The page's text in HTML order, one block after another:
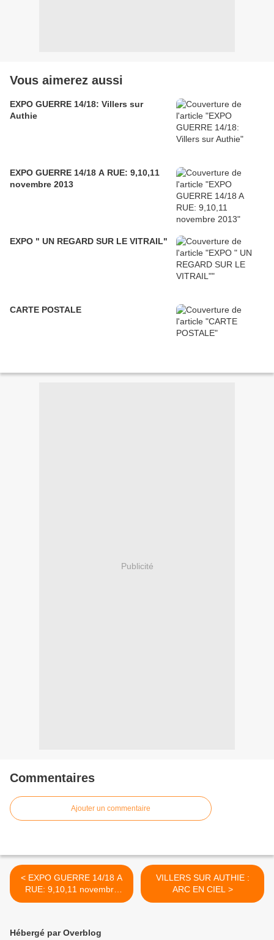
Vous aimerez aussi
EXPO GUERRE 14/18: Villers sur
Authie
EXPO GUERRE 14/18 A RUE: 9,10,11
novembre 2013
EXPO " UN REGARD SUR LE VITRAIL"
CARTE POSTALE
Publicité
Commentaires
Ajouter un commentaire
< EXPO GUERRE 14/18 A
RUE: 9,10,11 novembre
2013
VILLERS SUR AUTHIE :
ARC EN CIEL >
Hébergé par Overblog